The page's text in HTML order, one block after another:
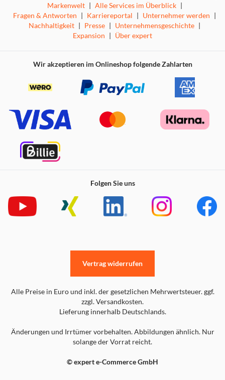
Markenwelt | Alle Services im Überblick |
Fragen & Antworten | Karriereportal | Unternehmer werden |
Nachhaltigkeit | Presse | Unternehmensgeschichte |
Expansion | Über expert
Wir akzeptieren im Onlineshop folgende Zahlarten
Folgen Sie uns
Alle Preise in Euro und inkl. der gesetzlichen Mehrwertsteuer. ggf.
zzgl. Versandkosten.
Lieferung innerhalb Deutschlands.
Änderungen und Irrtümer vorbehalten. Abbildungen ähnlich. Nur
solange der Vorrat reicht.
© expert e-Commerce GmbH
Vertrag widerrufen